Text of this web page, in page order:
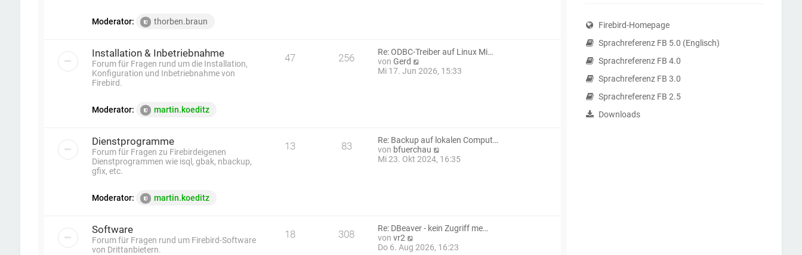
Moderator: thorben.braun
B
e
i
Installation & Inbetriebnahme
Forum für Fragen rund um die Installation,
Konfiguration und Inbetriebnahme von
Firebird.
Moderator: martin.koeditz
47 256
Re: ODBC-Treiber auf Linux Mi…
vonGerd
e
B
e
i
Mi 17. Jun 2026, 15:33
Dienstprogramme
Forum für Fragen zu Firebirdeigenen
Dienstprogrammen wie isql, gbak, nbackup,
gfix, etc.
Moderator: martin.koeditz
13 83
Re: Backup auf lokalen Comput…
von bfuerchau
e
B
i
Mi 23. Okt 2024, 16:35
Software
Forum für Fragen rund um Firebird-Software
von Drittanbietern.
18 308
Re: DBeaver - kein Zugriff me…
vonvr2
e
Do 6. Aug 2026, 16:23
Firebird-Homepage
Sprachreferenz FB 5.0 (Englisch)
Sprachreferenz FB 4.0
Sprachreferenz FB 3.0
Sprachreferenz FB 2.5
Downloads